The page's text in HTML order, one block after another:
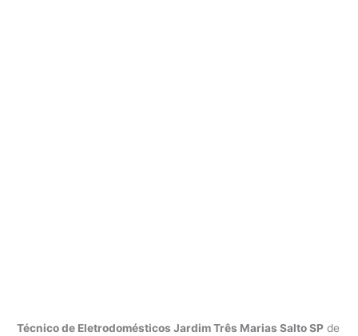
Técnico de Eletrodomésticos Jardim Três Marias Salto SP de